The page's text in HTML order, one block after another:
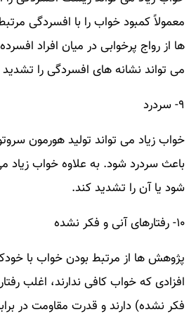
معمولاً کمبود خواب را با افسردگی
ها از رواج پرخوابی در میان افراد
می تواند نشانه های افسردگی را
۹- سردرد
خواب زیاد می تواند تولید هورمون
باعث سردرد شود. به علاوه خواب زیاد
شود یا آن را تشدید کند.
۱۰- رفتارهای آنی و فکر نشده
پژوهش ها از مرتبط بودن خواب با
افزادی که خواب کافی ندارند، اغلب
فکر نشده) دارند و قدرت مقاومت در